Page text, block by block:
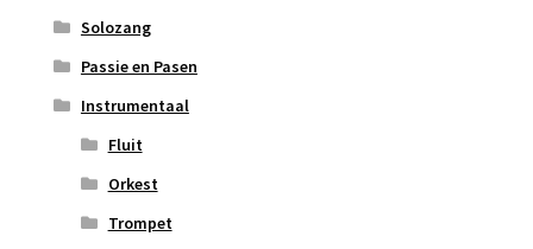
Solozang
Passie en Pasen
Instrumentaal
Fluit
Orkest
Trompet